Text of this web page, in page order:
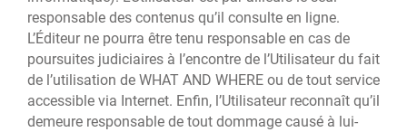
responsable des contenus qu’il consulte en ligne.
L’Éditeur ne pourra être tenu responsable en cas de
poursuites judiciaires à l’encontre de l’Utilisateur du fait
de l’utilisation de WHAT AND WHERE ou de tout service
accessible via Internet. Enfin, l’Utilisateur reconnaît qu’il
demeure responsable de tout dommage causé à lui-